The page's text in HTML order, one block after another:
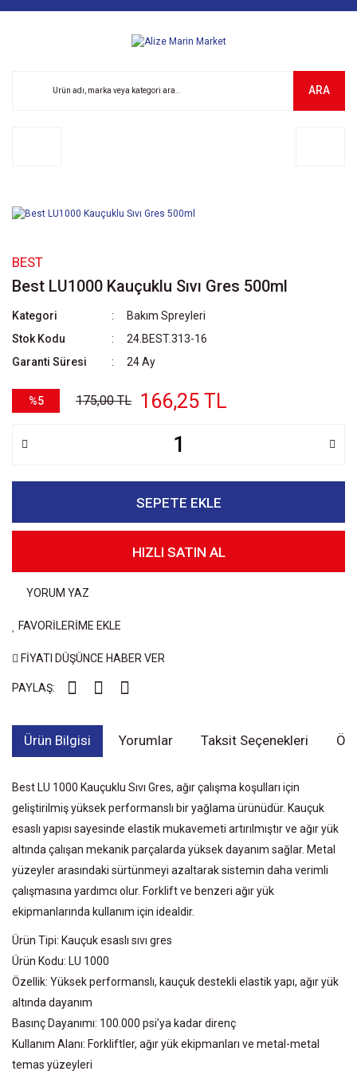
ARA
BEST
Best LU1000 Kauçuklu Sıvı Gres 500ml
Kategori
Bakım Spreyleri
Stok Kodu
24.BEST.313-16
Garanti Süresi
24 Ay
%5 175,00 TL 166,25 TL
SEPETE EKLE
HIZLI SATIN AL
YORUM YAZ
FAVORİLERİME EKLE
FİYATI DÜŞÜNCE HABER VER
PAYLAŞ:
Ürün Bilgisi Yorumlar Taksit Seçenekleri
Best LU 1000 Kauçuklu Sıvı Gres, ağır çalışma koşulları için
geliştirilmiş yüksek performanslı bir yağlama ürünüdür. Kauçuk
esaslı yapısı sayesinde elastik mukavemeti artırılmıştır ve ağır yük
altında çalışan mekanik parçalarda yüksek dayanım sağlar. Metal
yüzeyler arasındaki sürtünmeyi azaltarak sistemin daha verimli
çalışmasına yardımcı olur. Forklift ve benzeri ağır yük
ekipmanlarında kullanım için idealdir.
Ürün Tipi: Kauçuk esaslı sıvı gres
Ürün Kodu: LU 1000
Özellik: Yüksek performanslı, kauçuk destekli elastik yapı, ağır yük
altında dayanım
Basınç Dayanımı: 100.000 psi’ya kadar direnç
Kullanım Alanı: Forkliftler, ağır yük ekipmanları ve metal-metal
temas yüzeyleri